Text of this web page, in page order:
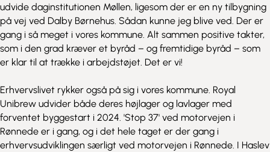
udvide daginstitutionen Møllen, ligesom der er en ny tilbygning
på vej ved Dalby Børnehus. Sådan kunne jeg blive ved. Der er
gang i så meget i vores kommune. Alt sammen positive takter,
som i den grad kræver et byråd – og fremtidige byråd – som
er klar til at trække i arbejdstøjet. Det er vi!
Erhvervslivet rykker også på sig i vores kommune. Royal
Unibrew udvider både deres højlager og lavlager med
forventet byggestart i 2024. 'Stop 37' ved motorvejen i
Rønnede er i gang, og i det hele taget er der gang i
erhvervsudviklingen særligt ved motorvejen i Rønnede. I Haslev